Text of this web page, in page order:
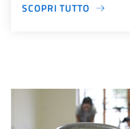
SCOPRI TUTTO